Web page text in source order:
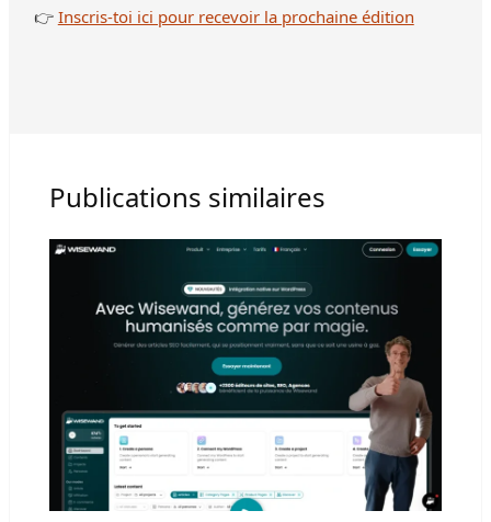
👉Inscris-toi ici pour recevoir la prochaine édition
Publications similaires